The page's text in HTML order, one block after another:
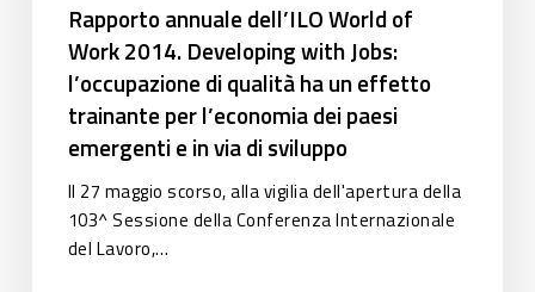
Developing
Jobs:
l’occupazione
effetto
Rapporto annuale dell’ILO World of
Work 2014. Developing with Jobs:
l’occupazione di qualità ha un effetto
trainante per l’economia dei paesi
emergenti e in via di sviluppo
Il 27 maggio scorso, alla vigilia dell'apertura della
103^ Sessione della Conferenza Internazionale
del Lavoro,…